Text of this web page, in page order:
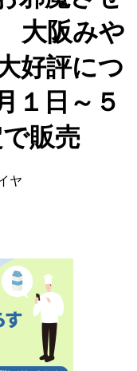
大阪みや
好評につ
１日～５
販売
ヤ